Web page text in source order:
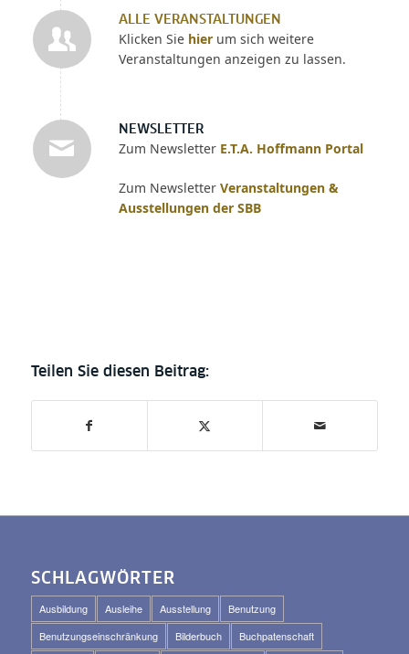
ALLE VERANSTALTUNGEN
Klicken Sie hierum sich weitere
Veranstaltungen anzeigen zu lassen.
NEWSLETTER
Zum Newsletter E.T.A. Hoffmann Portal
Zum Newsletter Veranstaltungen &
Ausstellungen der SBB
SCHLAGWÖRTER
Ausbildung Ausleihe Ausstellung
Benutzung
Benutzungseinschränkung
Bilderbuch
Buchpatenschaft